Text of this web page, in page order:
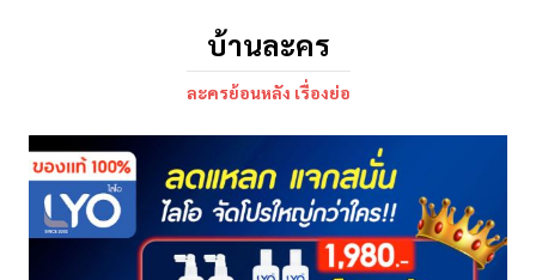
บ้านละคร
ละครย้อนหลัง เรื่องย่อ